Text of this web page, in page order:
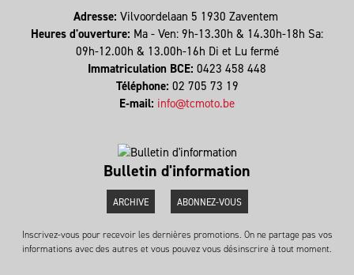
Adresse: Vilvoordelaan 5 1930 Zaventem
Heures d'ouverture: Ma - Ven: 9h-13.30h & 14.30h-18h Sa:
09h-12.00h & 13.00h-16h Di et Lu fermé
Immatriculation BCE: 0423 458 448
Téléphone: 02 705 73 19
E-mail: info@tcmoto.be
Bulletin d'information
ARCHIVE ABONNEZ-VOUS
Inscrivez-vous pour recevoir les dernières promotions. On ne partage pas vos
informations avec des autres et vous pouvez vous désinscrire à tout moment.